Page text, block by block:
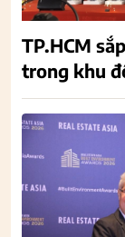
TP.HCM
trong khu